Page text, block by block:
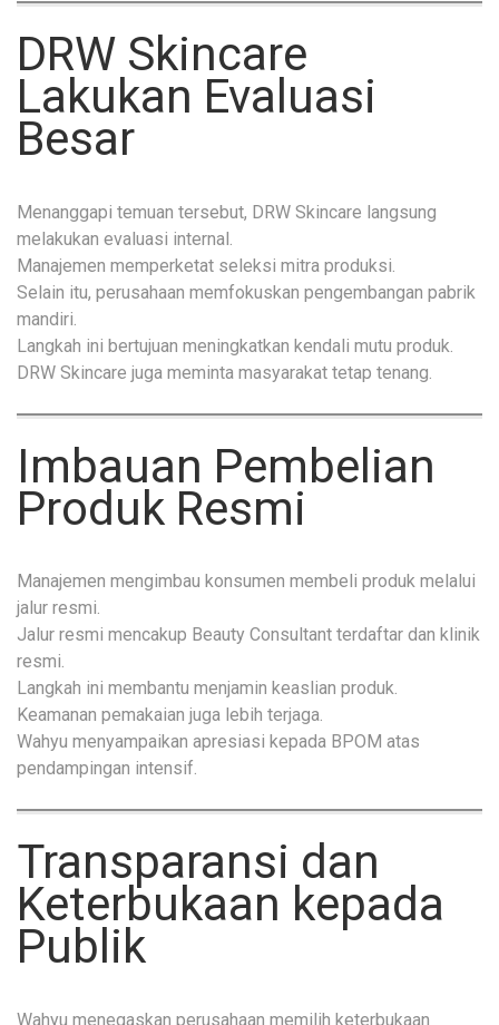
DRW Skincare
Lakukan Evaluasi
Besar
Menanggapi temuan tersebut, DRW Skincare langsung
melakukan evaluasi internal.
Manajemen memperketat seleksi mitra produksi.
Selain itu, perusahaan memfokuskan pengembangan pabrik
mandiri.
Langkah ini bertujuan meningkatkan kendali mutu produk.
DRW Skincare juga meminta masyarakat tetap tenang.
Imbauan Pembelian
Produk Resmi
Manajemen mengimbau konsumen membeli produk melalui
jalur resmi.
Jalur resmi mencakup Beauty Consultant terdaftar dan klinik
resmi.
Langkah ini membantu menjamin keaslian produk.
Keamanan pemakaian juga lebih terjaga.
Wahyu menyampaikan apresiasi kepada BPOM atas
pendampingan intensif.
Transparansi dan
Keterbukaan kepada
Publik
Wahyu menegaskan perusahaan memilih keterbukaan